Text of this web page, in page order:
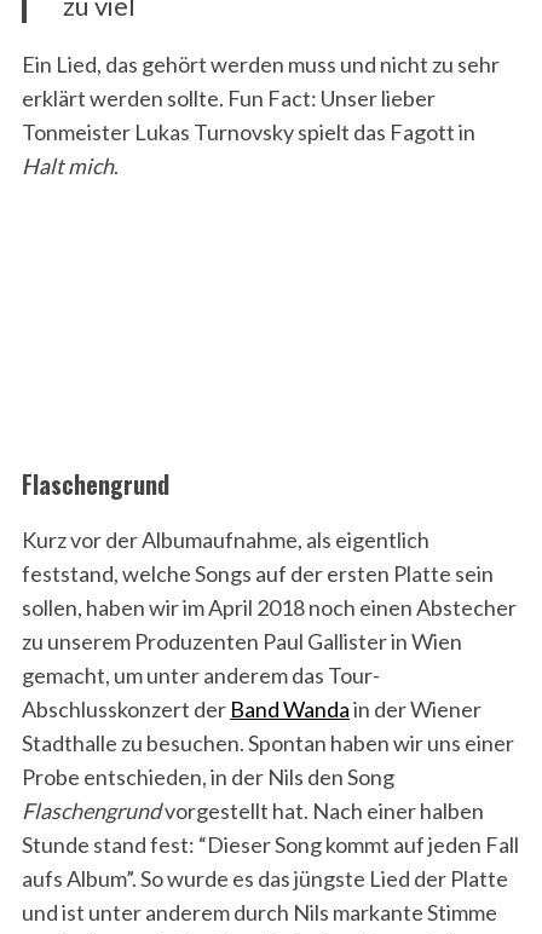
Ein Lied, das gehört werden muss und nicht zu sehr
erklärt werden sollte. Fun Fact: Unser lieber
Tonmeister Lukas Turnovsky spielt das Fagott in
Halt mich.
Flaschengrund
Kurz vor der Albumaufnahme, als eigentlich
feststand, welche Songs auf der ersten Platte sein
sollen, haben wir im April 2018 noch einen Abstecher
zu unserem Produzenten Paul Gallister in Wien
gemacht, um unter anderem das Tour-
Abschlusskonzert der Band Wandain der Wiener
Stadthalle zu besuchen. Spontan haben wir uns einer
Probe entschieden, in der Nils den Song
Flaschengrundvorgestellt hat. Nach einer halben
Stunde stand fest: “Dieser Song kommt auf jeden Fall
aufs Album”. So wurde es das jüngste Lied der Platte
und ist unter anderem durch Nils markante Stimme